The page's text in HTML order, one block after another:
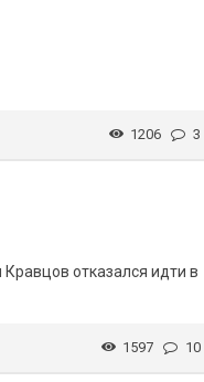
1206 3
отказался идти в
1597 10